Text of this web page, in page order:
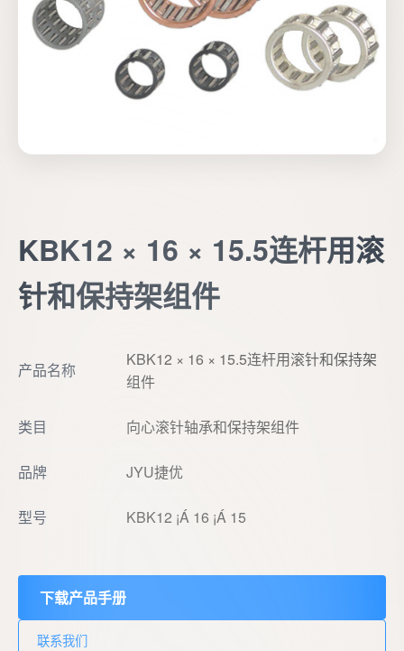
KBK12 × 16 × 15.5连杆用滚
针和保持架组件
产品名称
KBK12 × 16 × 15.5连杆用滚针和保持架
组件
类目 向心滚针轴承和保持架组件
品牌 JYU捷优
型号 KBK12 ¡Á 16 ¡Á 15
下载产品手册
联系我们